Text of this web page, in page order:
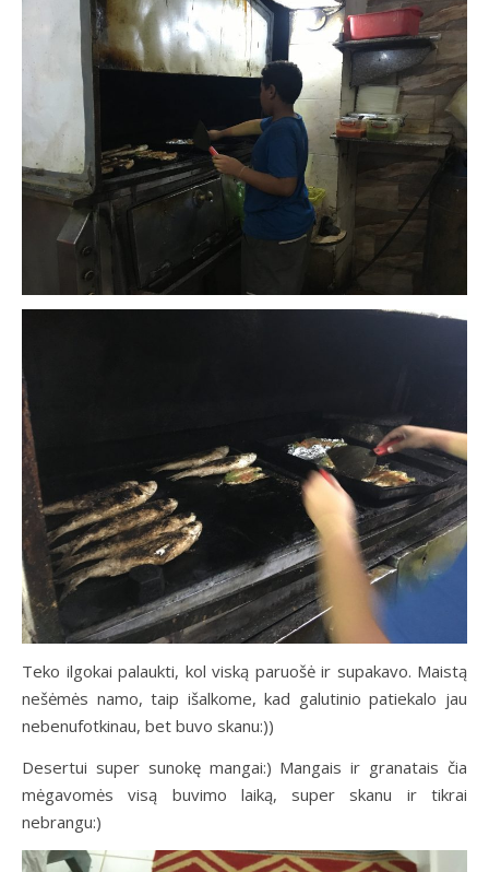
Teko ilgokai palaukti, kol viską paruošė ir supakavo. Maistą
nešėmės namo, taip išalkome, kad galutinio patiekalo jau
nebenufotkinau, bet buvo skanu:))
Desertui super sunokę mangai:) Mangais ir granatais čia
mėgavomės visą buvimo laiką, super skanu ir tikrai
nebrangu:)